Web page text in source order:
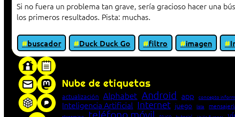
Si no fuera un problema tan grave, sería gracioso hacer una
los primeros resultados. Pista: muchas.
buscador Duck Duck Go filtro imagen
Nube de etiquetas
actualización Alphabet Android app concepto
Inteligencia Artificial Internet juego lista
teléfono móvil